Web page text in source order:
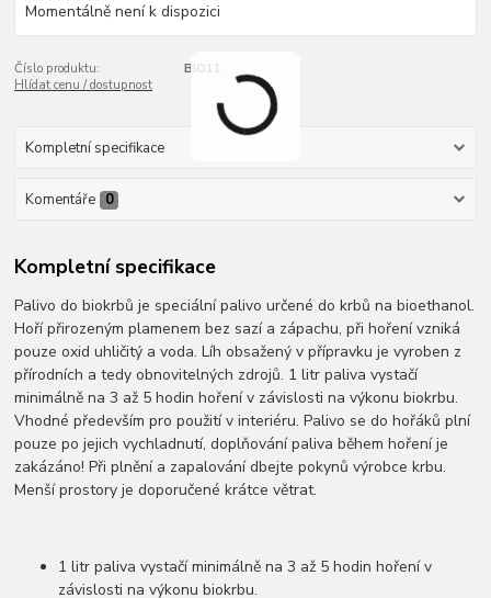
Momentálně není k dispozici
Číslo produktu:
BIO11
Hlídat cenu / dostupnost
Kompletní specifikace
Komentáře 0
Kompletní specifikace
Palivo do biokrbů je speciální palivo určené do krbů na bioethanol.
Hoří přirozeným plamenem bez sazí a zápachu, při hoření vzniká
pouze oxid uhličitý a voda. Líh obsažený v přípravku je vyroben z
přírodních a tedy obnovitelných zdrojů. 1 litr paliva vystačí
minimálně na 3 až 5 hodin hoření v závislosti na výkonu biokrbu.
Vhodné především pro použití v interiéru. Palivo se do hořáků plní
pouze po jejich vychladnutí, doplňování paliva během hoření je
zakázáno! Při plnění a zapalování dbejte pokynů výrobce krbu.
Menší prostory je doporučené krátce větrat.
1 litr paliva vystačí minimálně na 3 až 5 hodin hoření v
závislosti na výkonu biokrbu.